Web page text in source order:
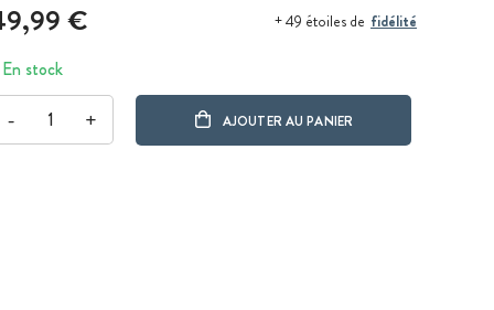
€ + 49 étoiles de fidélité
En stock
- + AJOUTER AU PANIER